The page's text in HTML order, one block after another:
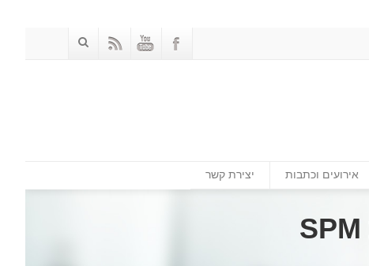
אירועים וכתבות יצירת קשר